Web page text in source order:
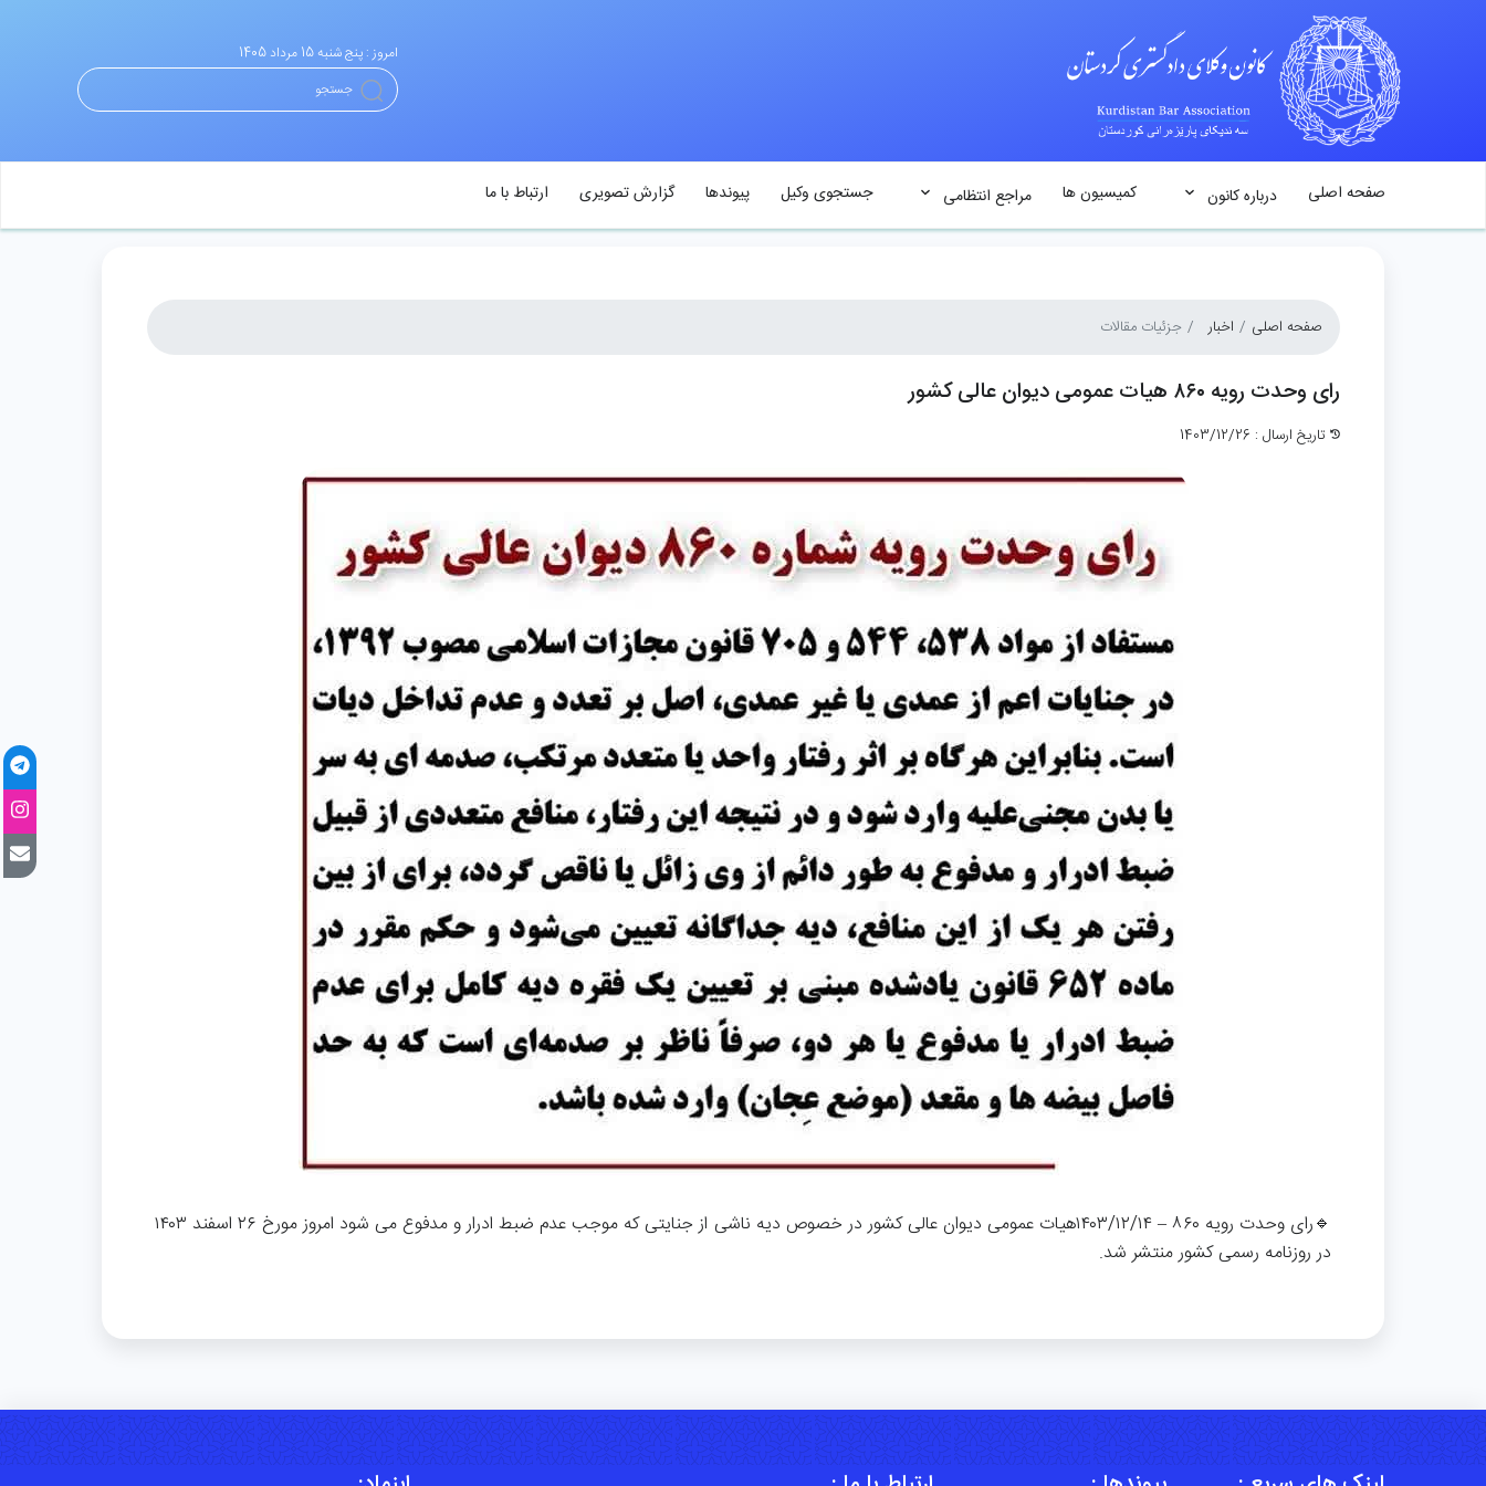
امروز : پنج شنبه 15 مرداد 1405
صفحه اصلی درباره کانون کمیسیون ها مراجع انتظامی جستجوی وکیل پیوندها گزارش تصویری ارتباط با ما
صفحه اصلی اخبار جزئیات مقالات
رای وحدت رویه ۸۶۰ هیات عمومی دیوان عالی کشور
تاریخ ارسال : 1403/12/26
🔹رای وحدت رویه ۸۶۰ – ۱۴۰۳/۱۲/۱۴هیات عمومی دیوان عالی کشور در خصوص دیه ناشی از جنایتی که موجب عدم ضبط ادرار و مدفوع می شود امروز مورخ ۲۶ اسفند ۱۴۰۳
در روزنامه رسمی کشور منتشر شد.